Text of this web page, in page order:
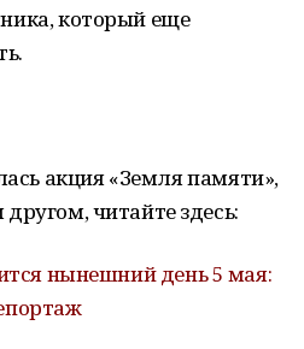
который еще
акция «Земля памяти»,
читайте здесь:
нынешний день 5 мая: